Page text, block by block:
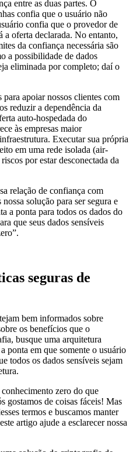
entre as duas partes. O
confia que o usuário não
confia que o provedor de
a oferta declarada. No entanto,
da confiança necessária são
a possibilidade de dados
eliminada por completo; daí o
apoiar nossos clientes com
reduzir a dependência da
auto-hospedada do
às empresas maior
Executar sua própria
em uma rede isolada (air-
por estar desconectada da
relação de confiança com
solução para ser segura e
a ponta para todos os dados do
que seus dados sensíveis
seguras de
bem informados sobre
os benefícios que o
busque uma arquitetura
ponta em que somente o usuário
todos os dados sensíveis sejam
zero do que
gostamos de coisas fáceis! Mas
termos e buscamos manter
artigo ajude a esclarecer nossa